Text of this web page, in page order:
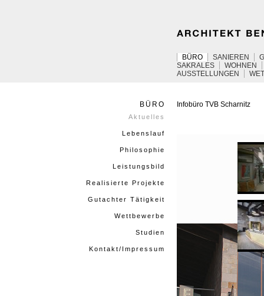
BÜRO SANIEREN
SAKRALES
WOHNEN
AUSSTELLUNGEN
BÜRO
Aktuelles
Lebenslauf
Philosophie
Leistungsbild
Realisierte Projekte
Gutachter Tätigkeit
Wettbewerbe
Studien
Kontakt/Impressum
Infobüro TVB Scharnitz